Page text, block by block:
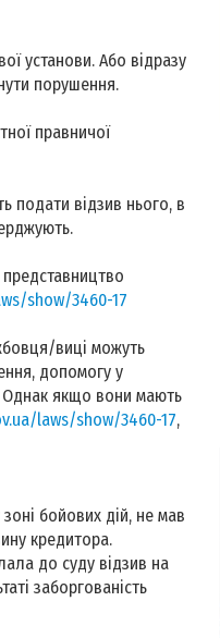
установи. Або відразу
порушення.
правничої
подати відзив нього, в
show/3460-17
виці можуть
допомогу у
Однак якщо вони мають
laws/show/3460-17,
бойових дій, не мав
кредитора.
до суду відзив на
заборгованість